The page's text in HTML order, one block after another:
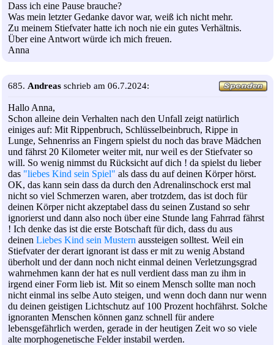
Dass ich eine Pause brauche?
Was mein letzter Gedanke davor war, weiß ich nicht mehr.
Zu meinem Stiefvater hatte ich noch nie ein gutes Verhältnis.
Über eine Antwort würde ich mich freuen.
Anna
685. Andreas schrieb am 06.7.2024:
Hallo Anna,
Schon alleine dein Verhalten nach den Unfall zeigt natürlich
einiges auf: Mit Rippenbruch, Schlüsselbeinbruch, Rippe in
Lunge, Sehnenriss an Fingern spielst du noch das brave Mädchen
und fährst 20 Kilometer weiter mit, nur weil es der Stiefvater so
will. So wenig nimmst du Rücksicht auf dich ! da spielst du lieber
das "liebes Kind sein Spiel" als dass du auf deinen Körper hörst.
OK, das kann sein dass da durch den Adrenalinschock erst mal
nicht so viel Schmerzen waren, aber trotzdem, das ist doch für
deinen Körper nicht akzeptabel dass du seinen Zustand so sehr
ignorierst und dann also noch über eine Stunde lang Fahrrad fährst
! Ich denke das ist die erste Botschaft für dich, dass du aus
deinen Liebes Kind sein Mustern aussteigen solltest. Weil ein
Stiefvater der derart ignorant ist dass er mit zu wenig Abstand
überholt und der dann noch nicht einmal deinen Verletzungsgrad
wahrnehmen kann der hat es null verdient dass man zu ihm in
irgend einer Form lieb ist. Mit so einem Mensch sollte man noch
nicht einmal ins selbe Auto steigen, und wenn doch dann nur wenn
du deinen geistigen Lichtschutz auf 100 Prozent hochfährst. Solche
ignoranten Menschen können ganz schnell für andere
lebensgefährlich werden, gerade in der heutigen Zeit wo so viele
alte morphogenetische Felder instabil werden.